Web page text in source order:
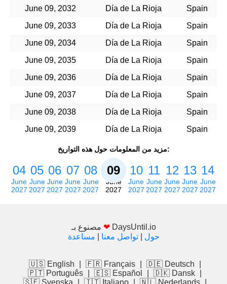
June 09, 2032
Día de La Rioja
Spain
June 09, 2033
Día de La Rioja
Spain
June 09, 2034
Día de La Rioja
Spain
June 09, 2035
Día de La Rioja
Spain
June 09, 2036
Día de La Rioja
Spain
June 09, 2037
Día de La Rioja
Spain
June 09, 2038
Día de La Rioja
Spain
June 09, 2039
Día de La Rioja Spain
مزيد من المعلومات حول هذه التواريخ:
04
June
2027
05
June
2027
06
June
2027
07
June
2027
08
June
2027
09
June
2027
10
June
2027
11
June
2027
12
June
2027
13
June
2027
14
June
2027
❤ DaysUntil.io
حول |تواصل معنا مساعدة
🇺🇸 English 🇫🇷 Français 🇩🇪 Deutsch
🇵🇹 Português
🇪🇸 Español 🇩🇰 Dansk
🇸🇪 Svenska
🇮🇹 Italiano 🇳🇱 Nederlands